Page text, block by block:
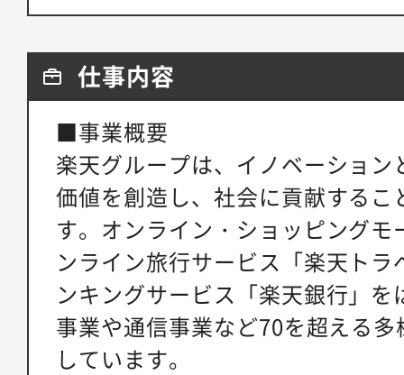
仕事内容
■事業概要
楽天グループは、イノベーショ
価値を創造し、社会に貢献する
す。オンライン・ショッピング
ンライン旅行サービス「楽天ト
ンキングサービス「楽天銀行」
事業や通信事業など70を超える
しています。